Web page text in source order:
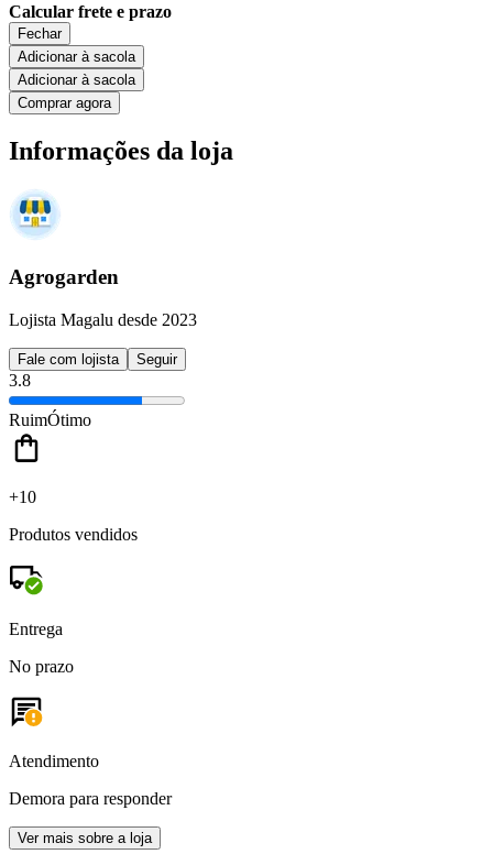
Calcular frete e prazo
Fechar
Adicionar à sacola
Adicionar à sacola
Comprar agora
Informações da loja
Agrogarden
Lojista Magalu desde 2023
Fale com lojista Seguir
3.8
RuimÓtimo
+10
Produtos vendidos
Entrega
No prazo
Atendimento
Demora para responder
Ver mais sobre a loja